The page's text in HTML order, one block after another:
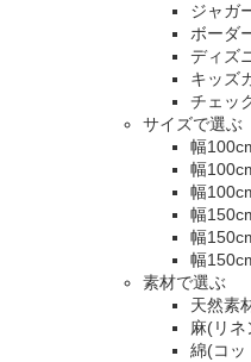
ジャガ
ボーダ
ディズ
キッズ
チェッ
サイズで選ぶ
幅
幅
幅
幅
幅
幅
素材で選ぶ
天然素
麻(リネ
綿(コッ